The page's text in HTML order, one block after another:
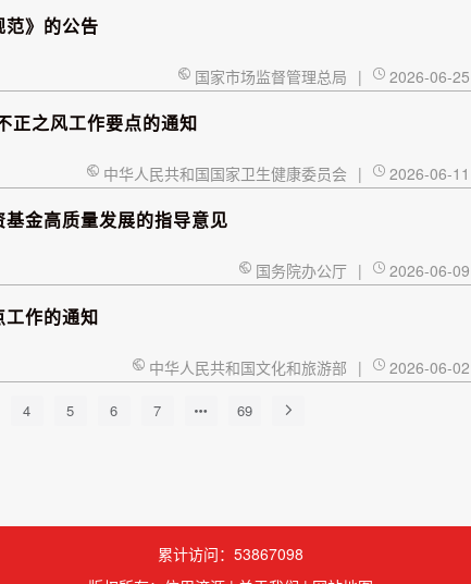
》的公告
国家市场监督管理总局 | 2026-06-25
正之风工作要点的通知
中华人民共和国国家卫生健康委员会 | 2026-06-11
金高质量发展的指导意见
国务院办公厅 | 2026-06-09
作的通知
中华人民共和国文化和旅游部 | 2026-06-02
4 5 6 7 69
累计访问：53867098